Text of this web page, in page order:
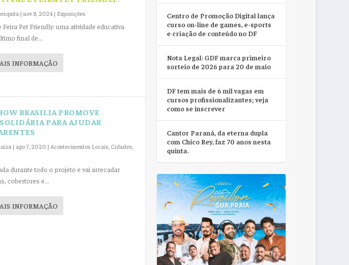
| nov 8, 2024| Exposições
Pet Friendly: uma atividade educativa
final de...
INFORMAÇÃO
BRASILIA PROMOVE
PARA AJUDAR
| ago 7, 2020 | Acontecimentos Locais Cidades
durante todo o projeto e vai arrecadar
cobertores e...
INFORMAÇÃO
Centro de Promoção Digital lança
curso on-line de games, e-sports
e criação de conteúdo no DF
Nota Legal: GDF marca primeiro
sorteio de 2026 para 20 de maio
DF tem mais de 6 mil vagas em
cursos profissionalizantes; veja
como se inscrever
Cantor Paraná, da eterna dupla
com Chico Rey, faz 70 anos nesta
quinta.